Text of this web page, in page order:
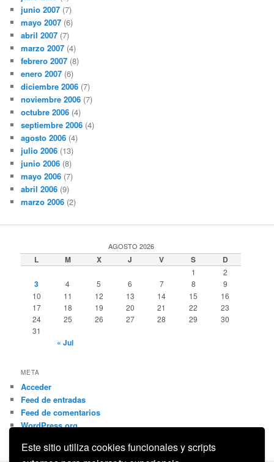
Este sitio utiliza cookies funcionales y scripts
junio 2007 (7)
mayo 2007 (6)
abril 2007 (7)
marzo 2007 (4)
febrero 2007 (8)
enero 2007 (6)
diciembre 2006 (7)
noviembre 2006 (7)
octubre 2006 (4)
septiembre 2006 (4)
agosto 2006 (4)
julio 2006 (13)
junio 2006 (8)
mayo 2006 (7)
abril 2006 (9)
marzo 2006 (2)
AGOSTO 2026
L M X J V S D
1 2
3 4 5 6 7 8
9
10
11 12 13 14 15
16
17
18 19 20 21 22
23
24
25 26 27 28 29
30
31
« Jul
META
Acceder
Feed de entradas
Feed de comentarios
WordPress.org